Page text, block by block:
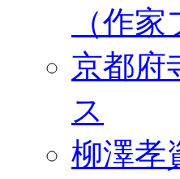
（作
京都府
ス
柳澤孝